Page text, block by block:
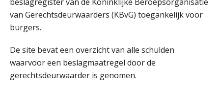
van Gerechtsdeurwaarders (KBvG) toegankelijk voor
burgers.
De site bevat een overzicht van alle schulden
waarvoor een beslagmaatregel door de
gerechtsdeurwaarder is genomen.
27
AUG
Summercourse Impact en invloed van AI op de salarisverwerking (verdieping)
AUG
Online Vakopleiding Payroll Services (VPS)
MOCuitgevers